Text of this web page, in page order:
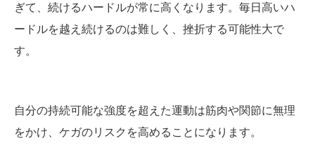
ぎて、続けるハードルが常に高くなります。毎日高いハ
ードルを越え続けるのは難しく、挫折する可能性大で
す。
自分の持続可能な強度を超えた運動は筋肉や関節に無理
をかけ、ケガのリスクを高めることになります。